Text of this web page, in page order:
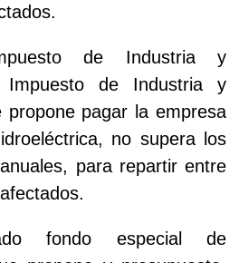
de Industria y
Impuesto de Industria y
propone pagar la empresa
no supera los
para repartir entre
fondo especial de